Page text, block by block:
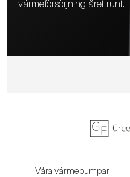
värmeförsörjning året runt.
Våra värmepumpar